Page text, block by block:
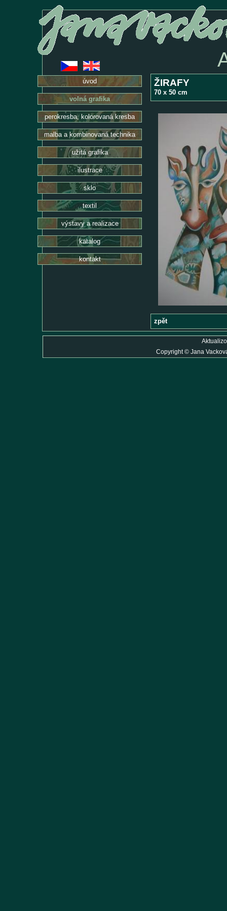
ŽIRAFY
70 x 50 cm
zpět
úvod
volná grafika
perokresba, kolorovaná kresba
malba a kombinovaná technika
užitá grafika
ilustrace
sklo
textil
výstavy a realizace
katalog
kontakt
Copyright© Jana